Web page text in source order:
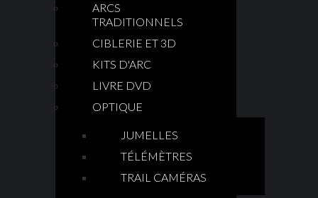
ARCS
TRADITIONNELS
CIBLERIE ET 3D
KITS D'ARC
LIVRE DVD
OPTIQUE
JUMELLES
TÉLÉMÈTRES
TRAIL CAMÉRAS